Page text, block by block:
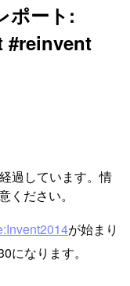
ポート:
#reinvent
過しています。情
ださい。
が始まり
になります。